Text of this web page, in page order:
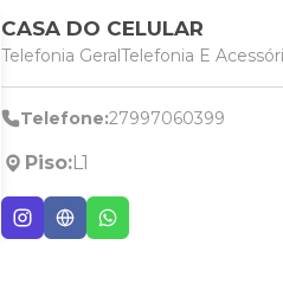
CASA DO CELULAR
Telefonia GeralTelefonia E
Telefone:27997060399
Piso:L1